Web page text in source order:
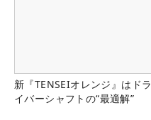
新『TENSEIオレンジ』はドラ
イバーシャフトの“最適解”